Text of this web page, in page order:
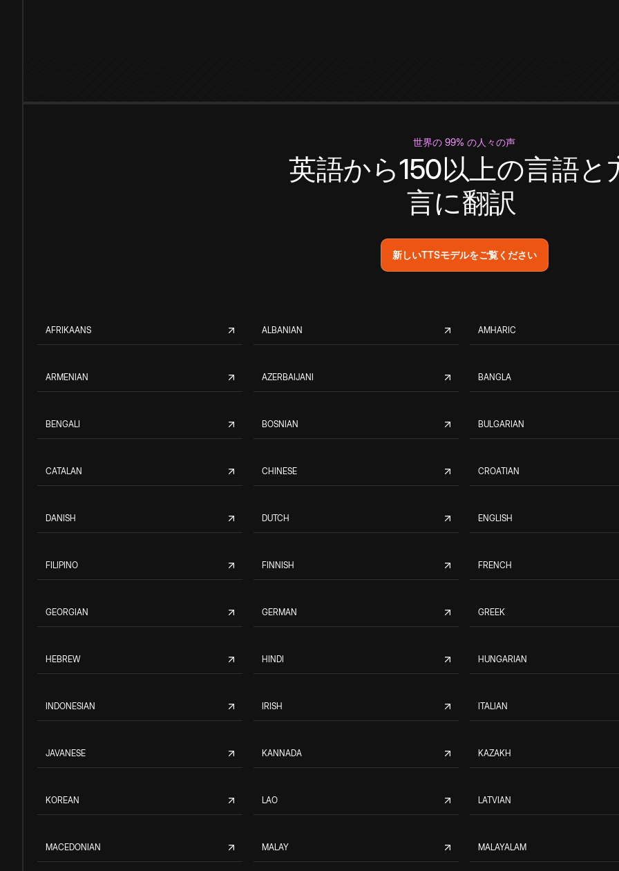
世界の 99% の人々の声
英語から150以上の言語と
言に翻訳
新しいTTSモデルをご覧ください
AFRIKAANS ALBANIAN AMHARIC
ARMENIAN AZERBAIJANI BANGLA
BENGALI BOSNIAN BULGARIAN
CATALAN CHINESE CROATIAN
DANISH DUTCH ENGLISH
FILIPINO FINNISH FRENCH
GEORGIAN GERMAN GREEK
HEBREW HINDI HUNGARIAN
INDONESIAN IRISH ITALIAN
JAVANESE KANNADA KAZAKH
KOREAN LAO LATVIAN
MACEDONIAN MALAY MALAYALAM